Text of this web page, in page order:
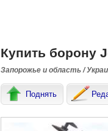
Купить борону
Запорожье и область /
Поднять